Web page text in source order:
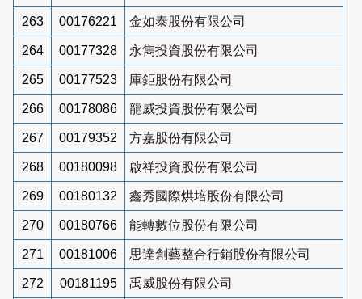
263 00176221 金如泰股份有限公司
264 00177328 永雋投資股份有限公司
265 00177523 庫鉅股份有限公司
266 00178086 龍威投資股份有限公司
267 00179352 方嘉股份有限公司
268 00180098 啟祥投資股份有限公司
269 00180132 鑫秀國際烘培股份有限公司
270 00180766 能轉數位股份有限公司
271 00181006 思達創藝整合行銷股份有限公司
272 00181195 禹威股份有限公司